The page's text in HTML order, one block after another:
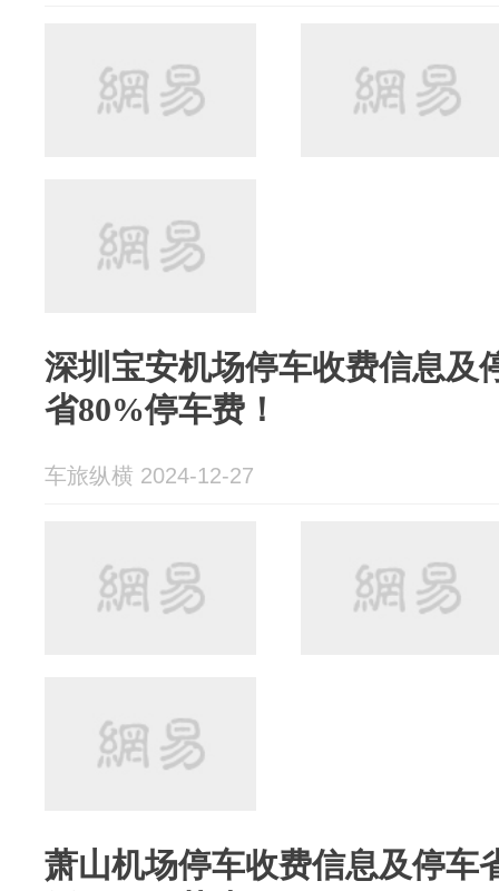
深圳宝安机场停车收费信息及
省80%停车费！
车旅纵横 2024-12-27
萧山机场停车收费信息及停车